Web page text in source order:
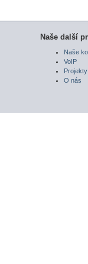
Naše další
Naše
VoIP
Projekty
O nás